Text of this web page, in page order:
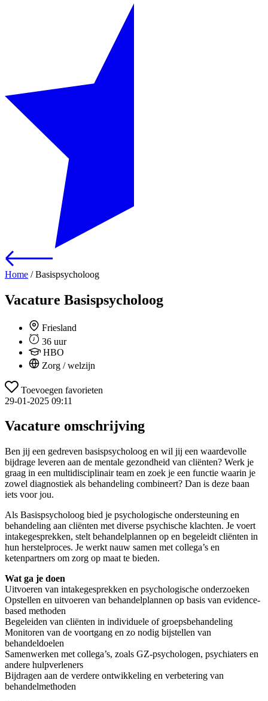
Home /Basispsycholoog
Vacature Basispsycholoog
Friesland
36 uur
HBO
Zorg / welzijn
Toevoegen favorieten
29-01-2025 09:11
Vacature omschrijving
Ben jij een gedreven basispsycholoog en wil jij een waardevolle
bijdrage leveren aan de mentale gezondheid van cliënten? Werk je
graag in een multidisciplinair team en zoek je een functie waarin je
zowel diagnostiek als behandeling combineert? Dan is deze baan
iets voor jou.
Als Basispsycholoog bied je psychologische ondersteuning en
behandeling aan cliënten met diverse psychische klachten. Je voert
intakegesprekken, stelt behandelplannen op en begeleidt cliënten in
hun herstelproces. Je werkt nauw samen met collega’s en
ketenpartners om zorg op maat te bieden.
Wat ga je doen
Uitvoeren van intakegesprekken en psychologische onderzoeken
Opstellen en uitvoeren van behandelplannen op basis van evidence-
based methoden
Begeleiden van cliënten in individuele of groepsbehandeling
Monitoren van de voortgang en zo nodig bijstellen van
behandeldoelen
Samenwerken met collega’s, zoals GZ-psychologen, psychiaters en
andere hulpverleners
Bijdragen aan de verdere ontwikkeling en verbetering van
behandelmethoden